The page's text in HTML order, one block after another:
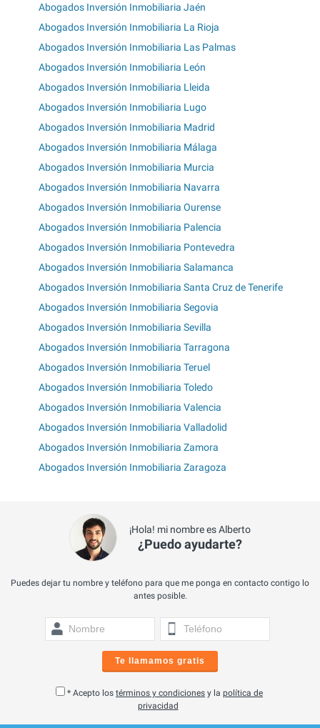
Abogados Inversión Inmobiliaria Jaén
Abogados Inversión Inmobiliaria La Rioja
Abogados Inversión Inmobiliaria Las Palmas
Abogados Inversión Inmobiliaria León
Abogados Inversión Inmobiliaria Lleida
Abogados Inversión Inmobiliaria Lugo
Abogados Inversión Inmobiliaria Madrid
Abogados Inversión Inmobiliaria Málaga
Abogados Inversión Inmobiliaria Murcia
Abogados Inversión Inmobiliaria Navarra
Abogados Inversión Inmobiliaria Ourense
Abogados Inversión Inmobiliaria Palencia
Abogados Inversión Inmobiliaria Pontevedra
Abogados Inversión Inmobiliaria Salamanca
Abogados Inversión Inmobiliaria Santa Cruz de Tenerife
Abogados Inversión Inmobiliaria Segovia
Abogados Inversión Inmobiliaria Sevilla
Abogados Inversión Inmobiliaria Tarragona
Abogados Inversión Inmobiliaria Teruel
Abogados Inversión Inmobiliaria Toledo
Abogados Inversión Inmobiliaria Valencia
Abogados Inversión Inmobiliaria Valladolid
Abogados Inversión Inmobiliaria Zamora
Abogados Inversión Inmobiliaria Zaragoza
¡Hola! mi nombre es Alberto
¿Puedo ayudarte?
Puedes dejar tu nombre y teléfono para que me ponga en contacto contigo lo
antes posible.
Te llamamos gratis
* Acepto los términos y condiciones y la política de
privacidad